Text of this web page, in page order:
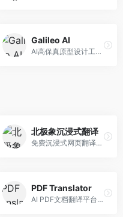
Galileo AI
AI高保真原型设计工具，专注于UI界面生成。面向设计师和产品团队，提供界面生成、交互设计、设计优化等服务，界面质量高。
北极象沉浸式翻译
免费沉浸式网页翻译工具，专注于阅读体验。面向普通用户，提供网页双语翻译、文档翻译等服务，免费使用，翻译质量高。
PDF Translator
AI PDF文档翻译平台，专注于文档本地化。面向商务人士，提供PDF翻译、格式保留、批量处理等服务，文档翻译专业。